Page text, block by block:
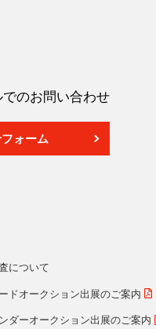
でのお問い合わせ
ォーム
について
ドオークション出展のご案内
ダーオークション出展のご案内